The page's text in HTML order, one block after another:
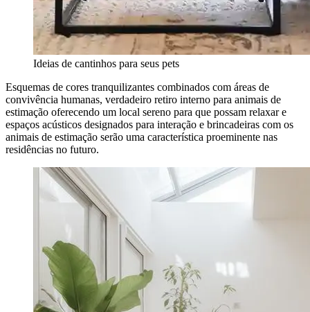
Ideias de cantinhos para seus pets
Esquemas de cores tranquilizantes combinados com áreas de
convivência humanas, verdadeiro retiro interno para animais de
estimação oferecendo um local sereno para que possam relaxar e
espaços acústicos designados para interação e brincadeiras com os
animais de estimação serão uma característica proeminente nas
residências no futuro.